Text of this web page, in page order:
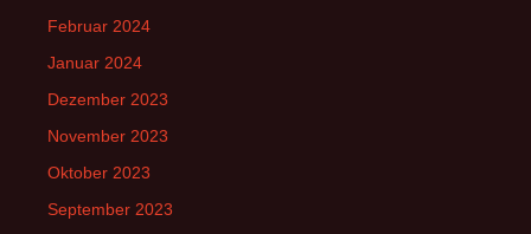
Februar 2024
Januar 2024
Dezember 2023
November 2023
Oktober 2023
September 2023